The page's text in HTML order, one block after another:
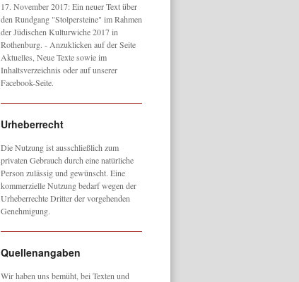
17. November 2017: Ein neuer Text über
den Rundgang "Stolpersteine" im Rahmen
der Jüdischen Kulturwiche 2017 in
Rothenburg. - Anzuklicken auf der Seite
Aktuelles, Neue Texte sowie im
Inhaltsverzeichnis oder auf unserer
Facebook-Seite.
Urheberrecht
Die Nutzung ist ausschließlich zum
privaten Gebrauch durch eine natürliche
Person zulässig und gewünscht. Eine
kommerzielle Nutzung bedarf wegen der
Urheberrechte Dritter der vorgehenden
Genehmigung.
Quellenangaben
Wir haben uns bemüht, bei Texten und